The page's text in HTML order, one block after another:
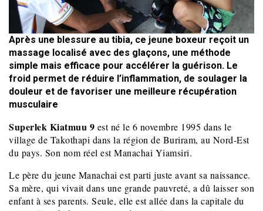
Après une blessure au tibia, ce jeune boxeur reçoit un
massage localisé avec des glaçons, une méthode
simple mais efficace pour accélérer la guérison. Le
froid permet de réduire l’inflammation, de soulager la
douleur et de favoriser une meilleure récupération
musculaire
Superlek Kiatmuu 9 est né le 6 novembre 1995 dans le
village de Takothapi dans la région de Buriram, au Nord-Est
du pays. Son nom réel est Manachai Yiamsiri.
Le père du jeune Manachai est parti juste avant sa naissance.
Sa mère, qui vivait dans une grande pauvreté, a dû laisser son
enfant à ses parents. Seule, elle est allée dans la capitale du